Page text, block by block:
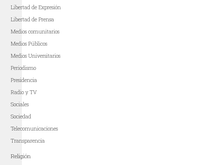
Libertad de Expresión
Libertad de Prensa
Medios comunitarios
Medios Públicos
Medios Universitarios
Periodismo
Presidencia
Radio y TV
Sociales
Sociedad
Telecomunicaciones
Transparencia
Religión